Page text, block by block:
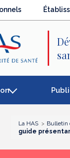
La HAS Bulletin
guide